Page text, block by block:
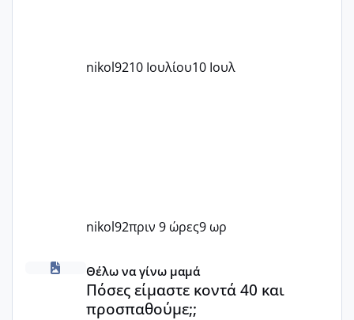
nikol9210 Ιουλίου10 Ιουλ
nikol92πριν 9 ώρες9 ωρ
Πόσες είμαστε κοντά 40 και προσπαθούμε;;
Θέλω να γίνω μαμά
Πόσες είμαστε κοντά 40 και
προσπαθούμε;;